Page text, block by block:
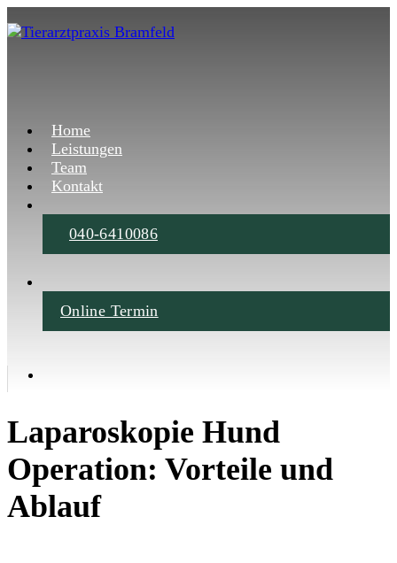
Home
Leistungen
Team
Kontakt
040-6410086
Online Termin
Laparoskopie Hund
Operation: Vorteile und
Ablauf